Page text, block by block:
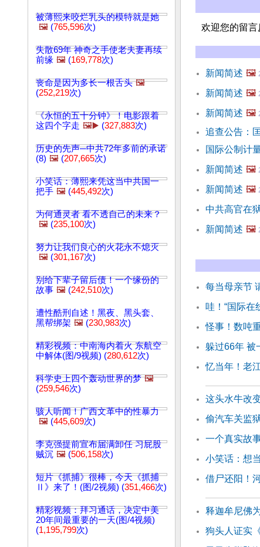
被薄熙来咬烂乳头的模特就是她
🖼️ (765,596次)
失散69年 神奇之手使老夫妻再续
前缘 🖼️ (169,778次)
丧命是因为多长一根舌头 🖼️
(252,219次)
《永恒的五十分钟》！电影跟着
这四个字走 🖼️▶️ (327,883次)
历史的先声─中共72年多前的承诺
(8) 🖼️ (207,665次)
小笑话：薄熙来凭这当中共国一
把手 🖼️ (445,492次)
为何通灵者 看不透自己的未来？
🖼️ (235,100次)
努力让我们良心的火花永不熄灭
🖼️ (301,167次)
别给下辈子留后债！一个缘份的
故事 🖼️ (242,510次)
遭性酷刑自述！黑夜、黑头套、
黑帮绑架 🖼️ (230,983次)
精彩视频：中南海内着火 东航空
中解体(图/9视频) (280,612次)
科学史上四个轰动世界的梦 🖼️
(259,546次)
骇人听闻！广西文革中的性暴力
🖼️ (445,609次)
李克强提前宣布届满卸任 习屁股
贼沉 🖼️ (506,158次)
短片《抓捕》很棒，今天《抓捕
Ⅱ》来了！(图/2视频) (351,466次)
精彩视频：拜习通话，决定中美
20年间最重要的一天(图/4视频)
(1,195,799次)
欢迎您的留言
新闻简述 🖼️
新闻简述 🖼️
新闻简述 🖼️
追查公告：
国际公制计
新闻简述 🖼️
新闻简述 🖼️
中共高官在
新闻简述 🖼️
每当母亲节
哇！“国际在
怪事！数吨
躲过66年 被
忆当年！老
这头水牛改
偷汽车关监
一个真实故
小笑话：想
借尸还阳！
释迦牟尼佛
狗头人证实